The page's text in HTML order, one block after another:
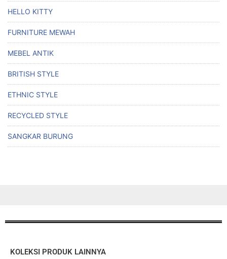
HELLO KITTY
FURNITURE MEWAH
MEBEL ANTIK
BRITISH STYLE
ETHNIC STYLE
RECYCLED STYLE
SANGKAR BURUNG
KOLEKSI PRODUK LAINNYA